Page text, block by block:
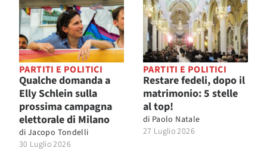
PARTITI E POLITICI
Qualche domanda a
Elly Schlein sulla
prossima campagna
elettorale di Milano
di Jacopo Tondelli
30 Luglio 2026
PARTITI E POLITICI
Restare fedeli, dopo il
matrimonio: 5 stelle
al top!
di Paolo Natale
27 Luglio 2026